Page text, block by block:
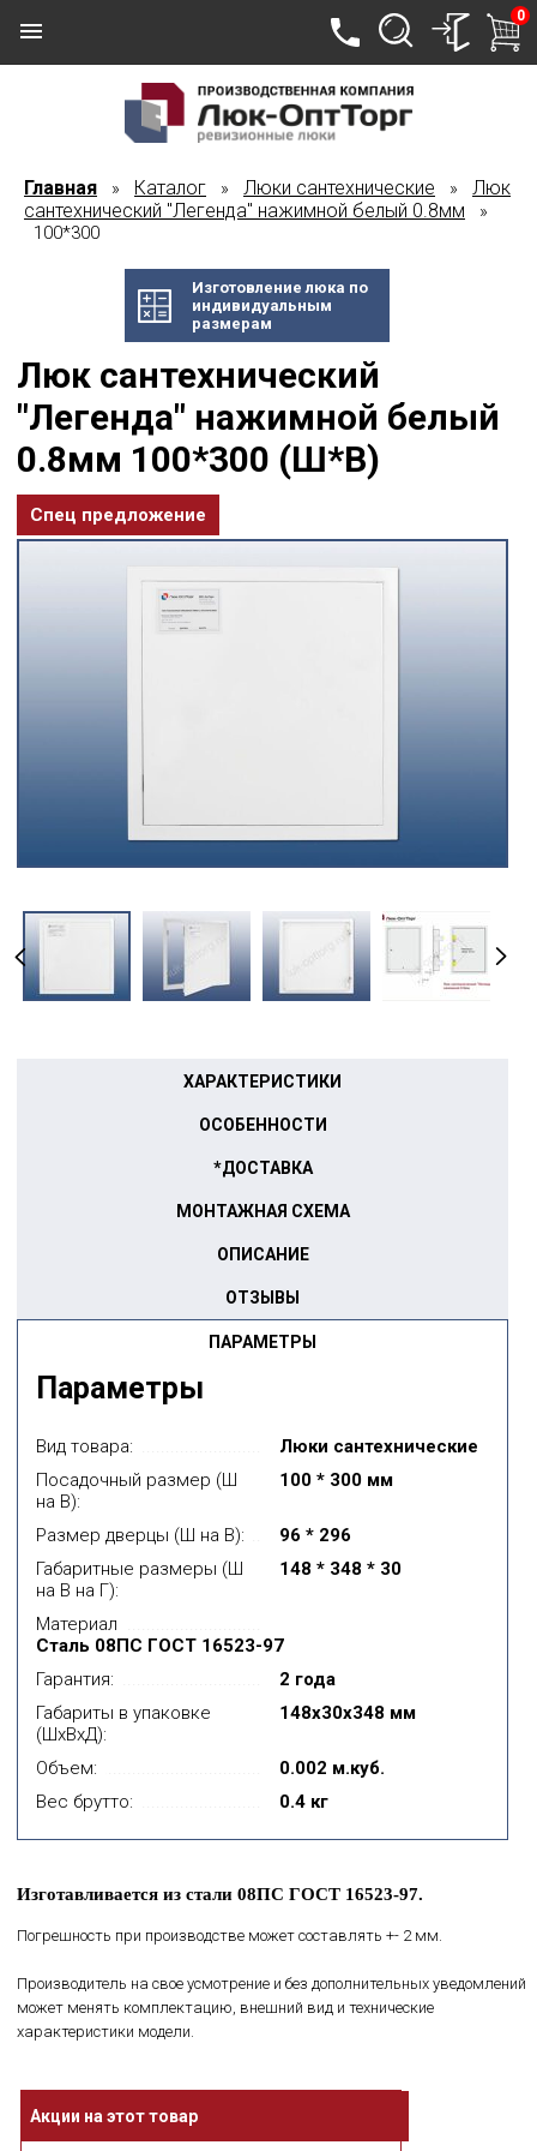
0
Главная » Каталог » Люки сантехнические » Люк
сантехнический "Легенда" нажимной белый 0.8мм »
100*300
Изготовление люка по
индивидуальным
размерам
Люк сантехнический
"Легенда" нажимной белый
0.8мм 100*300 (Ш*В)
Спец предложение
ПАРАМЕТРЫ
ХАРАКТЕРИСТИКИ
ОСОБЕННОСТИ
*ДОСТАВКА
МОНТАЖНАЯ СХЕМА
ОПИСАНИЕ
ОТЗЫВЫ
Параметры
Вид товара:
Люки сантехнические
Посадочный размер (Ш
на В):
100 * 300 мм
Размер дверцы (Ш на В):
96 * 296
Габаритные размеры (Ш
на В на Г):
148 * 348 * 30
Материал
Сталь 08ПС ГОСТ 16523-97
Гарантия:
2 года
Габариты в упаковке
(ШхВхД):
148x30x348 мм
Объем:
0.002 м.куб.
Вес брутто:
0.4 кг
Изготавливается из стали 08ПС ГОСТ 16523-97.
Погрешность при производстве может составлять +- 2 мм.
Производитель на свое усмотрение и без дополнительных уведомлений
может менять комплектацию, внешний вид и технические
характеристики модели.
Акции на этот товар